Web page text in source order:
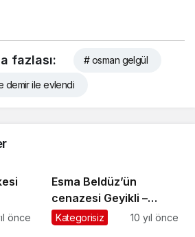
fazlası: # osman gelgül
demir ile evlendi
önce
Esma Beldüz’ün
cenazesi Geyikli –
Belen’de toprağa
Kategorisiz 10 yıl önce